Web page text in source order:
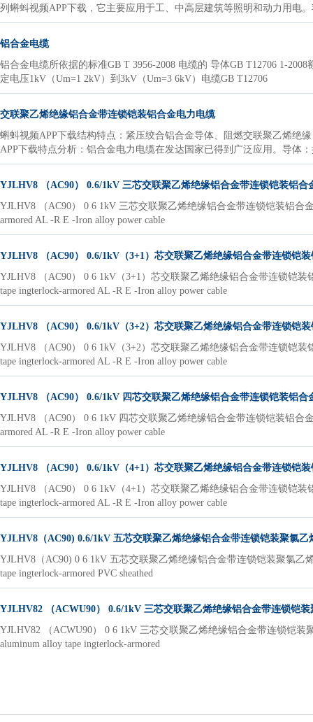
列蝌蚪视频APP下载，它主要应用于工、中高层建筑等照明和动力用电
铝合金电缆
铝合金电缆所依据的标准GB T 3956-2008 电缆的 导体GB T12706 1-2008
定电压1kV（Um=1 2kV）到3kV（Um=3 6kV）电缆GB T12706
交联聚乙烯绝缘铝合金带连锁铠装铝合金电力电缆
蝌蚪视频APP下载结构特点：紧压绞合铝合金导体、阻燃交联聚乙烯绝缘
APP下载特点分析：铝合金电力电缆在发达国家已得到广泛应用。导体：抗蠕
YJLHV8 （AC90） 0.6/1kV 三芯交联聚乙烯绝缘铝合金带连锁铠装铝合
YJLHV8 （AC90） 0 6 1kV 三芯交联聚乙烯绝缘铝合金带连锁铠装铝合
armored AL -R E -Iron alloy power cable
YJLHV8 （AC90） 0.6/1kV（3+1）芯交联聚乙烯绝缘铝合金带连锁铠
YJLHV8 （AC90） 0 6 1kV（3+1）芯交联聚乙烯绝缘铝合金带连锁铠装
tape ingterlock-armored AL -R E -Iron alloy power cable
YJLHV8 （AC90） 0.6/1kV（3+2）芯交联聚乙烯绝缘铝合金带连锁铠
YJLHV8 （AC90） 0 6 1kV（3+2）芯交联聚乙烯绝缘铝合金带连锁铠装
tape ingterlock-armored AL -R E -Iron alloy power cable
YJLHV8 （AC90） 0.6/1kV 四芯交联聚乙烯绝缘铝合金带连锁铠装铝合
YJLHV8 （AC90） 0 6 1kV 四芯交联聚乙烯绝缘铝合金带连锁铠装铝合
armored AL -R E -Iron alloy power cable
YJLHV8 （AC90） 0.6/1kV（4+1）芯交联聚乙烯绝缘铝合金带连锁铠
YJLHV8 （AC90） 0 6 1kV（4+1）芯交联聚乙烯绝缘铝合金带连锁铠装
tape ingterlock-armored AL -R E -Iron alloy power cable
YJLHV8（AC90) 0.6/1kV 五芯交联聚乙烯绝缘铝合金带连锁铠装聚氯乙
YJLHV8（AC90) 0 6 1kV 五芯交联聚乙烯绝缘铝合金带连锁铠装聚氯乙
tape ingterlock-armored PVC sheathed
YJLHV82 （ACWU90） 0.6/1kV 三芯交联聚乙烯绝缘铝合金带连锁铠
YJLHV82 （ACWU90） 0 6 1kV 三芯交联聚乙烯绝缘铝合金带连锁铠装
aluminum alloy tape ingterlock-armored